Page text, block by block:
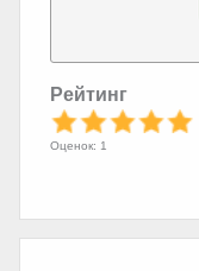
Рейтинг
Оценок: 1